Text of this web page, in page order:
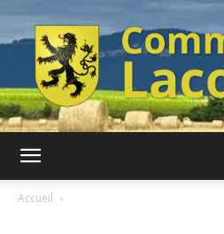
Accueil